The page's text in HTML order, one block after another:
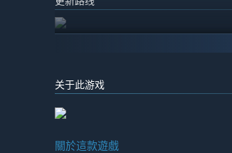
关于此游戏
關於這款遊戲